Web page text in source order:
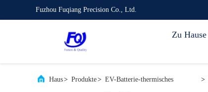
Fuzhou Fuqiang Precision Co., Ltd.
Zu Hause
Haus> Produkte> EV-Batterie-thermisches >